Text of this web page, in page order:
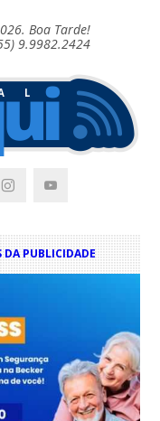
Boa Tarde!
9.9982.2424
PUBLICIDADE